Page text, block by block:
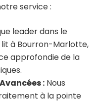
service :
leader dans le
à Bourron-Marlotte,
approfondie de la
: Nous
à la pointe